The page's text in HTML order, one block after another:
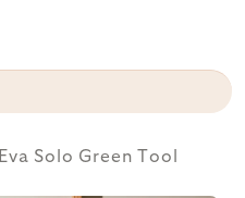
Eva Solo Green Tool